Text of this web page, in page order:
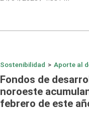
Sostenibilidad > Aporte al
Fondos de
noroeste
febrero de este